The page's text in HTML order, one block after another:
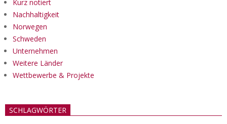
Kurz notiert
Nachhaltigkeit
Norwegen
Schweden
Unternehmen
Weitere Länder
Wettbewerbe & Projekte
SCHLAGWÖRTER